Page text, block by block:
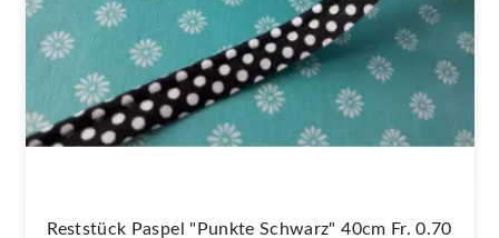
Reststück Paspel "Punkte Schwarz" 40cm Fr. 0.70